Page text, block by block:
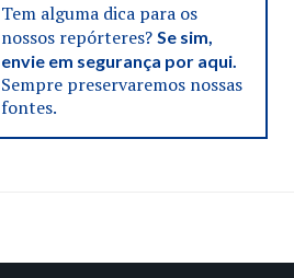
Tem alguma dica para os
nossos repórteres? Se sim,
envie em segurança por aqui.
Sempre preservaremos nossas
fontes.